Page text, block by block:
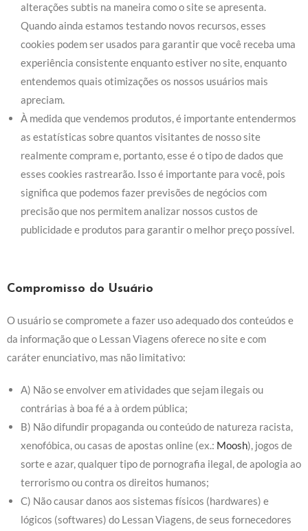
alterações subtis na maneira como o site se apresenta.
Quando ainda estamos testando novos recursos, esses
cookies podem ser usados para garantir que você receba uma
experiência consistente enquanto estiver no site, enquanto
entendemos quais otimizações os nossos usuários mais
apreciam.
À medida que vendemos produtos, é importante entendermos
as estatísticas sobre quantos visitantes de nosso site
realmente compram e, portanto, esse é o tipo de dados que
esses cookies rastrearão. Isso é importante para você, pois
significa que podemos fazer previsões de negócios com
precisão que nos permitem analizar nossos custos de
publicidade e produtos para garantir o melhor preço possível.
Compromisso do Usuário
O usuário se compromete a fazer uso adequado dos conteúdos e
da informação que o Lessan Viagens oferece no site e com
caráter enunciativo, mas não limitativo:
A) Não se envolver em atividades que sejam ilegais ou
contrárias à boa fé a à ordem pública;
B) Não difundir propaganda ou conteúdo de natureza racista,
xenofóbica, ou casas de apostas online (ex.: Moosh), jogos de
sorte e azar, qualquer tipo de pornografia ilegal, de apologia ao
terrorismo ou contra os direitos humanos;
C) Não causar danos aos sistemas físicos (hardwares) e
lógicos (softwares) do Lessan Viagens, de seus fornecedores